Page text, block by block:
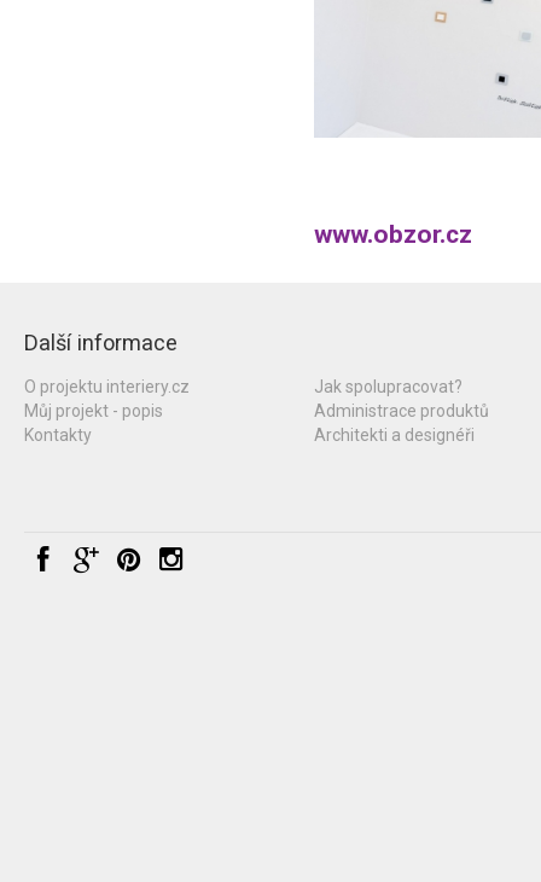
www.obzor.cz
Další informace
O projektu interiery.cz
Můj projekt - popis
Kontakty
Jak spolupracovat?
Administrace produktů
Architekti a designéři